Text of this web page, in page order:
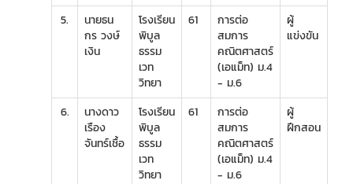
5.
นายธน
กร วงษ์
เงิน
โรงเรียน
พิบูล
ธรรม
เวท
วิทยา
61
การต่อ
สมการ
คณิตศาสตร์
(เอแม็ท) ม.4
- ม.6
ผู้
แข่งขัน
6.
นางดาว
เรือง
จันทร์เชื้อ
โรงเรียน
พิบูล
ธรรม
เวท
วิทยา
61
การต่อ
สมการ
คณิตศาสตร์
(เอแม็ท) ม.4
- ม.6
ผู้
ฝึกสอน